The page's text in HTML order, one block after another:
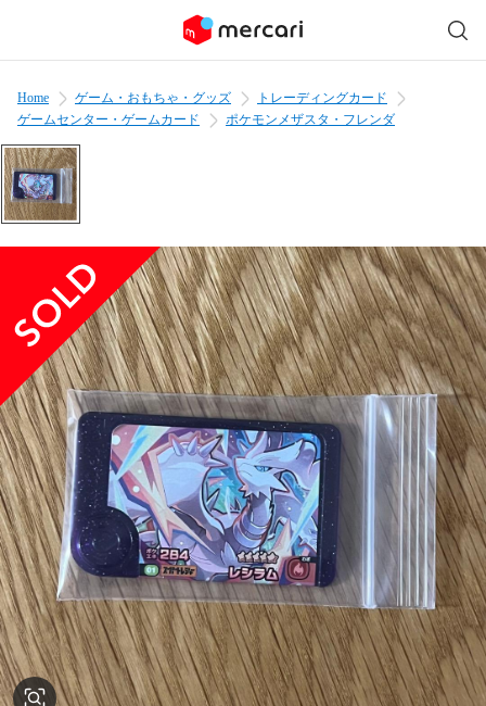
Home ゲーム・おもちゃ・グッズ
トレーディングカード
ゲームセンター・ゲームカード
ポケモンメザスタ・フレンダ